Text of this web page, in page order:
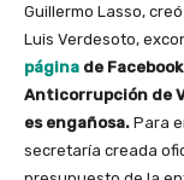
Guillermo Lasso,
Luis Verdesoto,
página de
Anticorrupción de
es engañosa. Para
secretaría creada